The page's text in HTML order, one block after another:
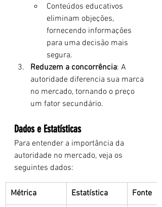
Conteúdos educativos
eliminam objeções,
fornecendo informações
para uma decisão mais
segura.
Reduzem a concorrência: A
autoridade diferencia sua marca
no mercado, tornando o preço
um fator secundário.
Dados e Estatísticas
Para entender a importância da
autoridade no mercado, veja os
seguintes dados:
Métrica Estatística Fonte